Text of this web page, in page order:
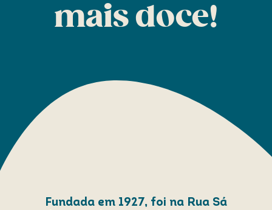
mais doce!
Fundada em 1927, foi na Rua Sá